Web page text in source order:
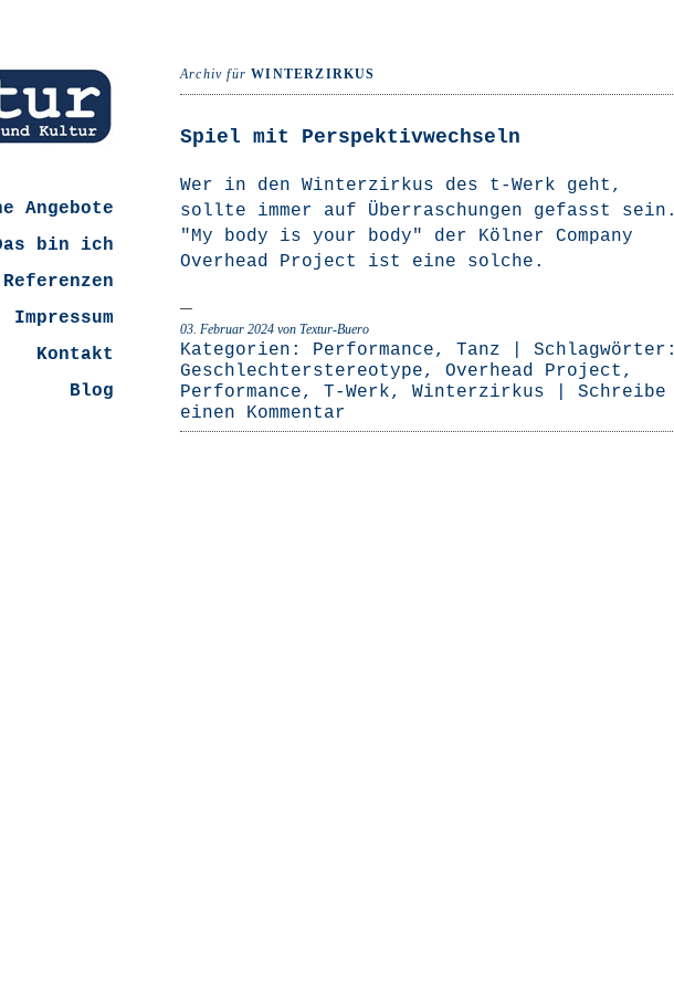
Angebote
bin ich
Referenzen
Impressum
Kontakt
Blog
Archiv fürWINTERZIRKUS
Spiel mit Perspektivwechseln
Wer in den Win­ter­zir­kus des t‑Werk geht,
soll­te immer auf Über­ra­schun­gen gefasst sein.
"My body is your body" der Köl­ner Com­pa­ny
Over­head Pro­ject ist eine solche.
03. Februar 2024 von Textur-Buero
Kategorien: Performance, Tanz | Schlagwörter:
Geschlechterstereotype, Overhead Project ,
Performance, T-Werk, Winterzirkus
Schreibe
einen Kommentar